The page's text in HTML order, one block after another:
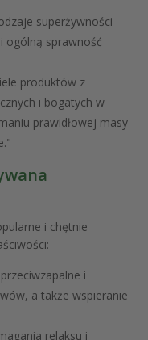
superżywności
ogólną sprawność
produktów z
i bogatych w
prawidłowej masy
i chętnie
i
a także wspieranie
relaksu i